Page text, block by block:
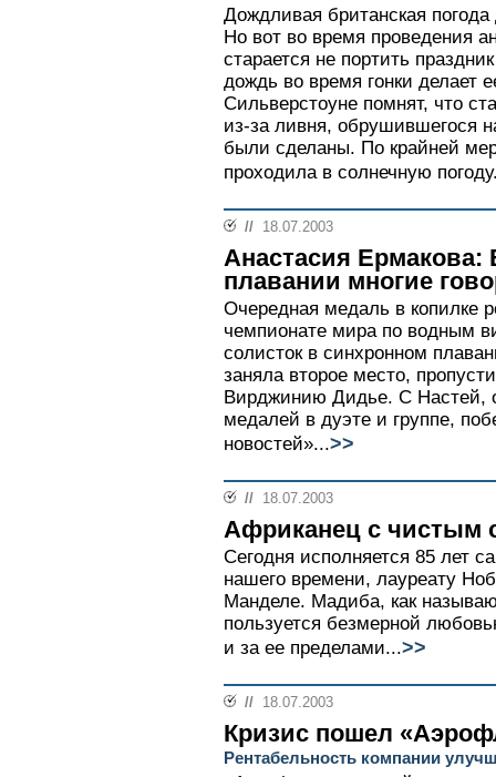
Дождливая британская
Но вот во время проведения
старается не портить
дождь во время гонки делает
Сильверстоуне помнят, что
из-за ливня, обрушившегося
были сделаны. По крайней
проходила в солнечную
// 18.07.2003
Анастасия Ермакова:
плавании многие
Очередная медаль в копилке
чемпионате мира по водным
солисток в синхронном
заняла второе место,
Вирджинию Дидье. С Настей,
медалей в дуэте и группе,
новостей»...>>
// 18.07.2003
Африканец с чистым
Сегодня исполняется 85 лет
нашего времени, лауреату
Манделе. Мадиба, как
пользуется безмерной
и за ее пределами...>>
// 18.07.2003
Кризис пошел
Рентабельность компании